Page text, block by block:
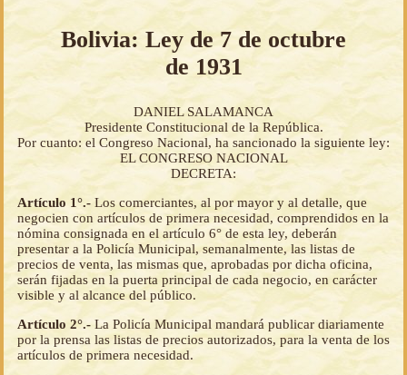
Bolivia: Ley de 7 de octubre
de 1931
DANIEL SALAMANCA
Presidente Constitucional de la República.
Por cuanto: el Congreso Nacional, ha sancionado la siguiente ley:
EL CONGRESO NACIONAL
DECRETA:
Artículo 1°.- Los comerciantes, al por mayor y al detalle, que
negocien con artículos de primera necesidad, comprendidos en la
nómina consignada en el artículo 6° de esta ley, deberán
presentar a la Policía Municipal, semanalmente, las listas de
precios de venta, las mismas que, aprobadas por dicha oficina,
serán fijadas en la puerta principal de cada negocio, en carácter
visible y al alcance del público.
Artículo 2°.- La Policía Municipal mandará publicar diariamente
por la prensa las listas de precios autorizados, para la venta de los
artículos de primera necesidad.